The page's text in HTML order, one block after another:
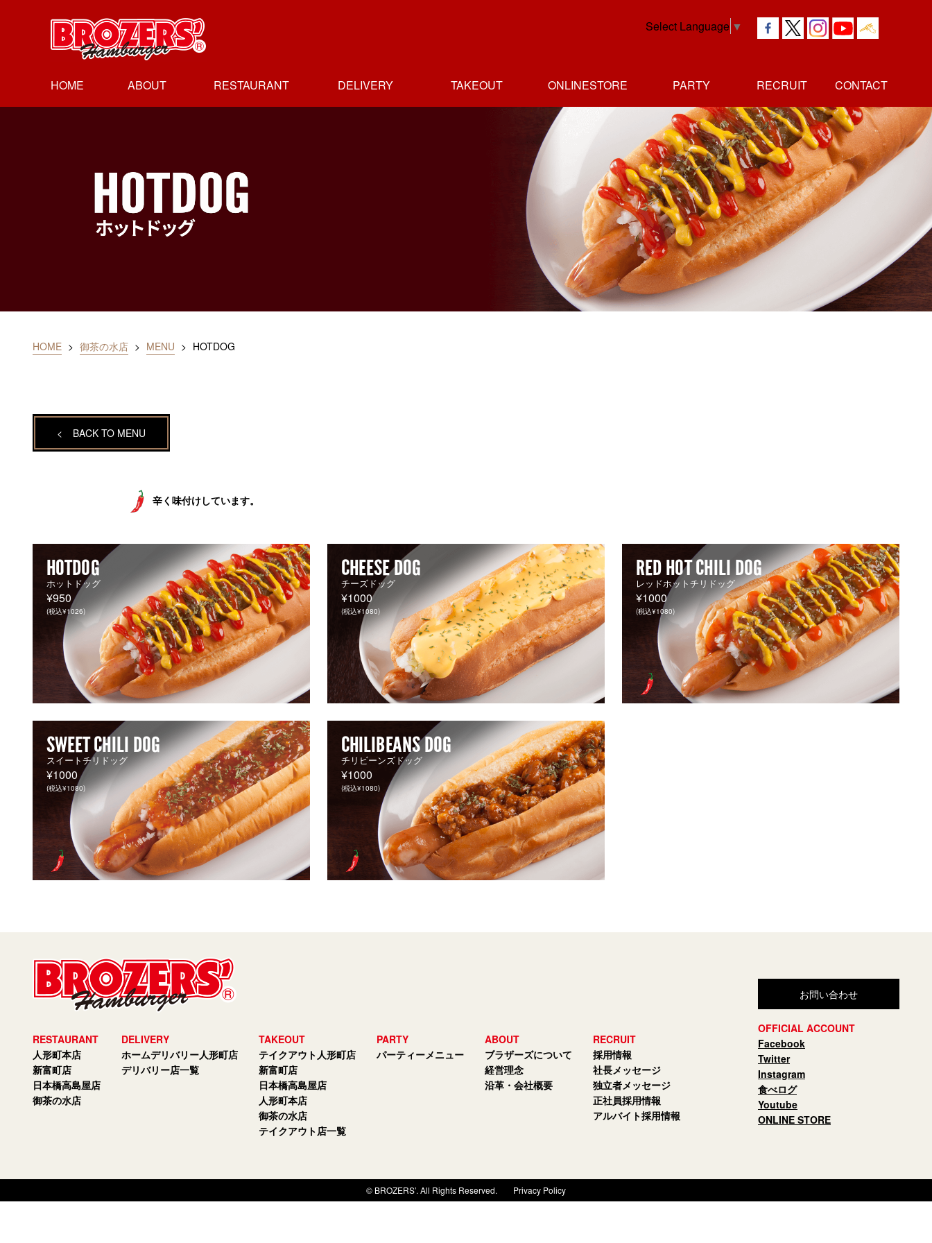
Select Language ▼
HOME ABOUT RESTAURANT DELIVERY TAKEOUT ONLINESTORE PARTY RECRUIT
社長
メッセージ
独立者
メッセージ
正社員
採用情報
アルバイト
採用情報
CONTACT
HOME > 御茶の水店 > MENU > HOTDOG
< BACK TO MENU
辛く味付けしています。
HOTDOG
ホットドッグ
¥950
(税込¥1026)
CHEESE DOG
チーズドッグ
¥1000
(税込¥1080)
RED HOT CHILI DOG
レッドホットチリドッグ
¥1000
(税込¥1080)
SWEET CHILI DOG
スイートチリドッグ
¥1000
(税込¥1080)
CHILIBEANS DOG
チリビーンズドッグ
¥1000
(税込¥1080)
RESTAURANT
人形町本店
新富町店
日本橋高島屋店
御茶の水店
DELIVERY
ホームデリバリー人形町店
デリバリー店一覧
TAKEOUT
テイクアウト人形町店
新富町店
日本橋高島屋店
人形町本店
御茶の水店
テイクアウト店一覧
PARTY
パーティーメニュー
ABOUT
ブラザーズについて
経営理念
沿革・会社概要
RECRUIT
採用情報
社長メッセージ
独立者メッセージ
正社員採用情報
アルバイト採用情報
お問い合わせ
OFFICIAL ACCOUNT
Facebook
Twitter
Instagram
食べログ
Youtube
ONLINE STORE
© BROZERS’. All Rights Reserved. Privacy Policy